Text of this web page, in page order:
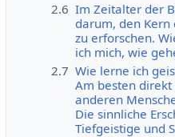
2.6 Im Zeitalter der
darum, den Kern
zu erforschen.
ich mich, wie
2.7 Wie lerne ich
Am besten
anderen
Die sinnliche
Tiefgeistige und